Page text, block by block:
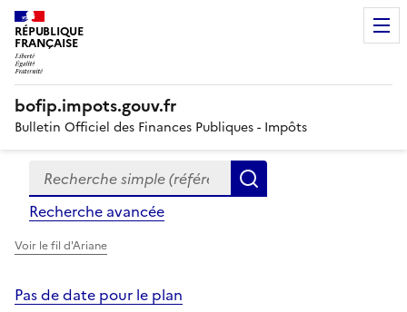
RÉPUBLIQUE
FRANÇAISE
bofip.impots.gouv.fr
Bulletin Officiel des Finances Publiques - Impôts
Formulaire
de
recherche
Recherche simple (références, mots clés, partie du
Recherche avancée
Voir le fil d'Ariane
Pas de date pour le plan